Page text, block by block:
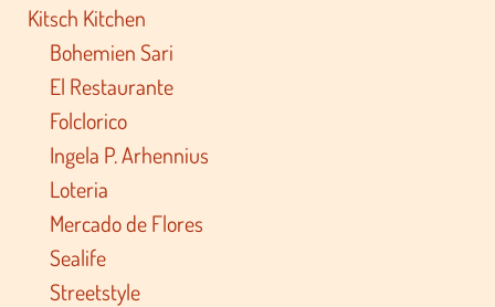
Kitsch Kitchen
Bohemien Sari
El Restaurante
Folclorico
Ingela P. Arhennius
Loteria
Mercado de Flores
Sealife
Streetstyle